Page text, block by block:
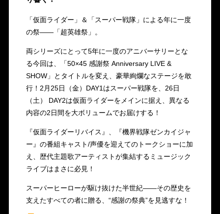
「仮面ライダー」＆「スーパー戦隊」による年に一度
の祭――「超英雄祭」。
両シリーズにとって5年に一度のアニバーサリーとな
る今回は、「50×45 感謝祭 Anniversary LIVE &
SHOW」とタイトルを変え、豪華絢爛なステージを敢
行！2月25日（金）DAY1はスーパー戦隊を、26日
（土） DAY2は仮面ライダーをメインに据え、異なる
内容の2日間を大ボリュームでお届けする！
『仮面ライダーリバイス』、『機界戦隊ゼンカイジャ
ー』の番組キャスト/声優を迎えてのトークショーに加
え、歴代主題歌アーティストが集結するミュージック
ライブはまさに必見！
スーパーヒーローが駆け抜けた半世紀――その歴史を
支えたすべての者に贈る、“感謝の祭典”を見逃すな！